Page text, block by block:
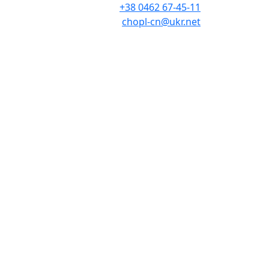
+38 0462 67-45-11
chopl-cn@ukr.net